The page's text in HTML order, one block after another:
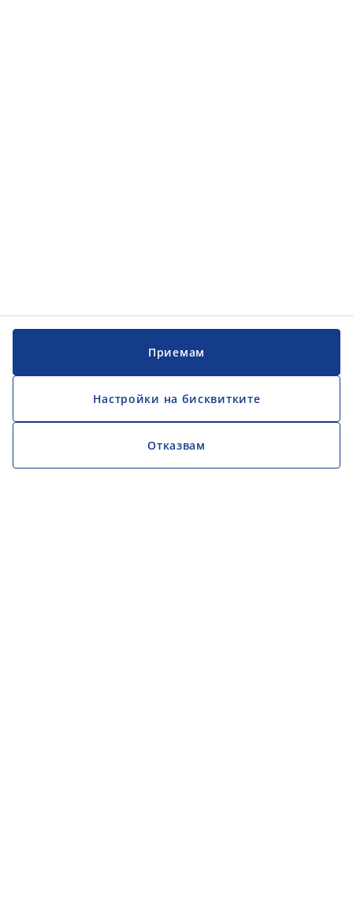
Приемам
Настройки на бисквитките
Отказвам